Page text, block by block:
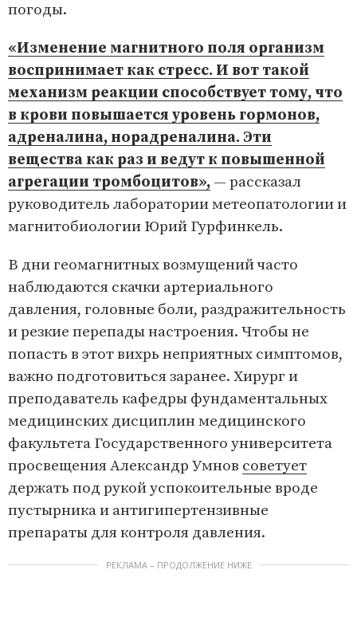
погоды.
«Изменение магнитного поля организм
воспринимает как стресс. И вот такой
механизм реакции способствует тому, что
в крови повышается уровень гормонов,
адреналина, норадреналина. Эти
вещества как раз и ведут к повышенной
агрегации тромбоцитов», — рассказал
руководитель лаборатории метеопатологии и
магнитобиологии Юрий Гурфинкель.
В дни геомагнитных возмущений часто
наблюдаются скачки артериального
давления, головные боли, раздражительность
и резкие перепады настроения. Чтобы не
попасть в этот вихрь неприятных симптомов,
важно подготовиться заранее. Хирург и
преподаватель кафедры фундаментальных
медицинских дисциплин медицинского
факультета Государственного университета
просвещения Александр Умнов советует
держать под рукой успокоительные вроде
пустырника и антигипертензивные
препараты для контроля давления.
РЕКЛАМА – ПРОДОЛЖЕНИЕ НИЖЕ